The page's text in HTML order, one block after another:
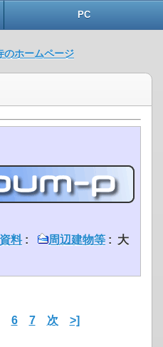
PC
のホームページ
料: 周辺建物等 : 大
6 7 次 >]